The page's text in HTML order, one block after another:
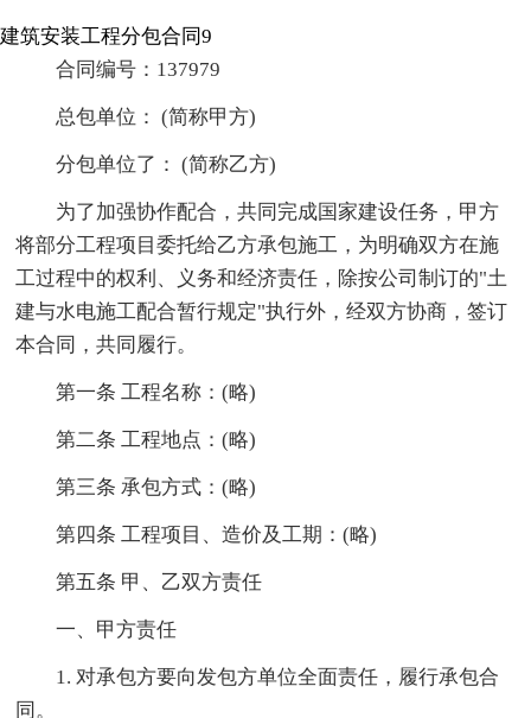
建筑安装工程分包合同9
合同编号：137979
总包单位： (简称甲方)
分包单位了： (简称乙方)
为了加强协作配合，共同完成国家建设任务，甲方
将部分工程项目委托给乙方承包施工，为明确双方在施
工过程中的权利、义务和经济责任，除按公司制订的"土
建与水电施工配合暂行规定"执行外，经双方协商，签订
本合同，共同履行。
第一条 工程名称：(略)
第二条 工程地点：(略)
第三条 承包方式：(略)
第四条 工程项目、造价及工期：(略)
第五条 甲、乙双方责任
一、甲方责任
1. 对承包方要向发包方单位全面责任，履行承包合
同。